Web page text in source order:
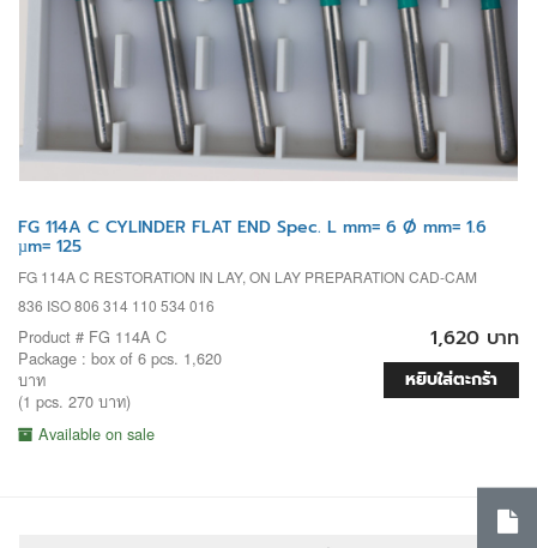
FG 114A C CYLINDER FLAT END Spec. L mm= 6 Ø mm= 1.6
µm= 125
FG 114A C RESTORATION IN LAY, ON LAY PREPARATION CAD-CAM
836 ISO 806 314 110 534 016
Product # FG 114A C
Package : box of 6 pcs. 1,620
บาท
(1 pcs. 270 บาท)
Available on sale
1,620 บาท
หยิบใส่ตะกร้า